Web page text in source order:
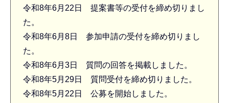
令和8年6月22日 提案書等の受付を締め切りまし
た。
令和8年6月8日 参加申請の受付を締め切りまし
た。
令和8年6月3日 質問の回答を掲載しました。
令和8年5月29日 質問受付を締め切りました。
令和8年5月22日 公募を開始しました。